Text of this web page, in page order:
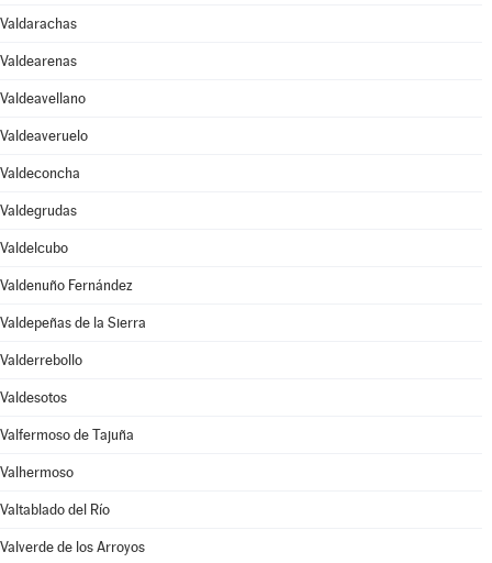
Valdarachas
Valdearenas
Valdeavellano
Valdeaveruelo
Valdeconcha
Valdegrudas
Valdelcubo
Valdenuño Fernández
Valdepeñas de la Sierra
Valderrebollo
Valdesotos
Valfermoso de Tajuña
Valhermoso
Valtablado del Río
Valverde de los Arroyos